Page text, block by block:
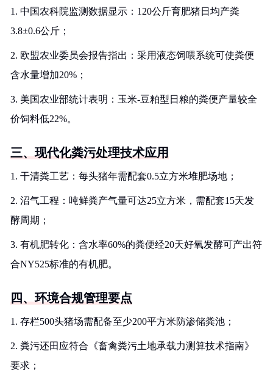
1. 中国农科院监测数据显示：120公斤育肥猪日均产粪
3.8±0.6公斤；
2. 欧盟农业委员会报告指出：采用液态饲喂系统可使粪便
含水量增加20%；
3. 美国农业部统计表明：玉米-豆粕型日粮的粪便产量较全
价饲料低22%。
三、现代化粪污处理技术应用
1. 干清粪工艺：每头猪年需配套0.5立方米堆肥场地；
2. 沼气工程：吨鲜粪产气量可达25立方米，需配套15天发
酵周期；
3. 有机肥转化：含水率60%的粪便经20天好氧发酵可产出符
合NY525标准的有机肥。
四、环境合规管理要点
1. 存栏500头猪场需配备至少200平方米防渗储粪池；
2. 粪污还田应符合《畜禽粪污土地承载力测算技术指南》
要求；